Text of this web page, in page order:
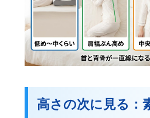
高さの次に見る：